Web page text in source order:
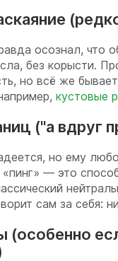
осознал, что
без корысти.
но всё же
кустовые
("а вдруг
но ему
— это
сам за себя:
(особенно